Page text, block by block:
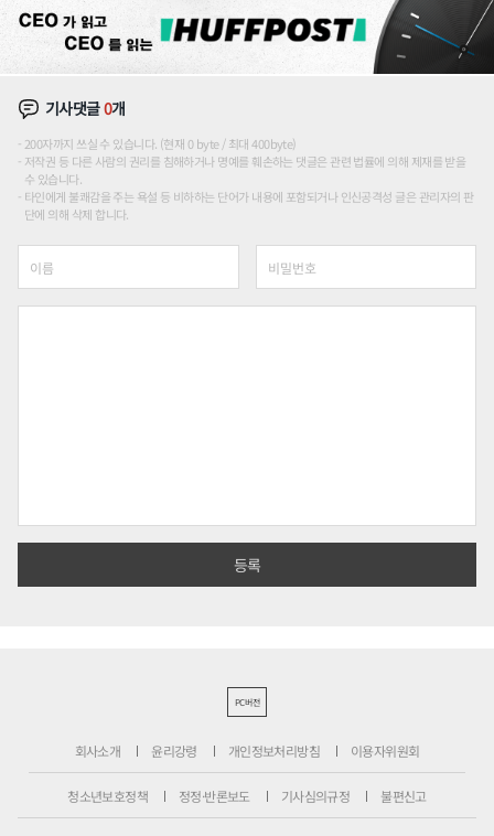
기사댓글0개
200자까지 쓰실 수 있습니다. (현재 0 byte / 최대 400byte)
저작권 등 다른 사람의 권리를 침해하거나 명예를 훼손하는 댓글은 관련 법률에 의해 제재를 받을
수 있습니다.
타인에게 불쾌감을 주는 욕설 등 비하하는 단어가 내용에 포함되거나 인신공격성 글은 관리자의 판
단에 의해 삭제 합니다.
PC버전
회사소개 윤리강령 개인정보처리방침 이용자위원회
청소년보호정책 정정·반론보도 기사심의규정 불편신고